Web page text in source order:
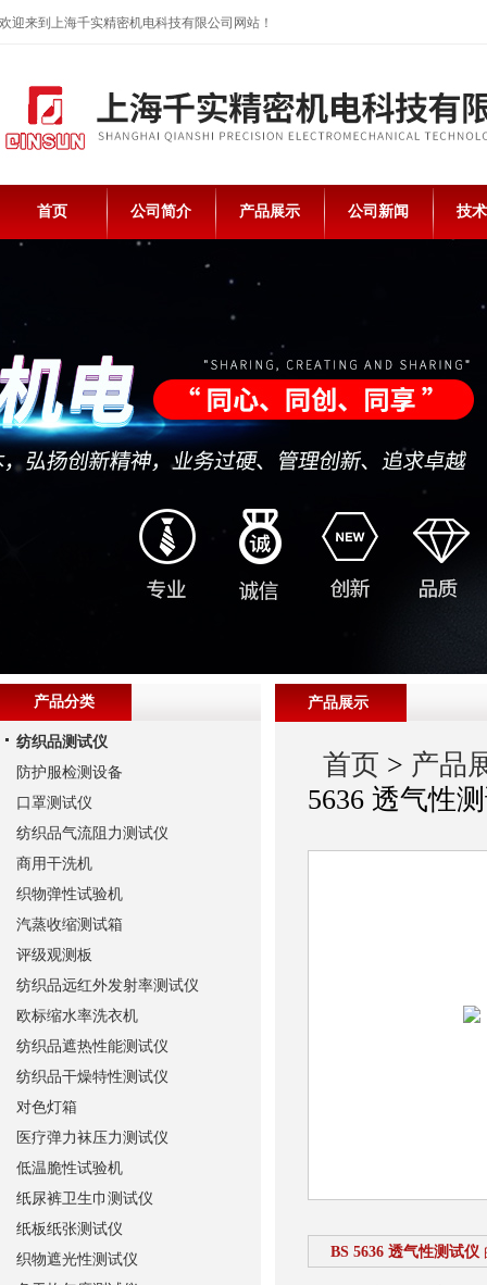
欢迎来到上海千实精密机电科技有限公司网站！
首页 公司简介 产品展示 公司新闻 技
产品展示
首页 > 产品
5636 透气性
BS 5636 透气性测试仪
产品分类
纺织品测试仪
防护服检测设备
口罩测试仪
纺织品气流阻力测试仪
商用干洗机
织物弹性试验机
汽蒸收缩测试箱
评级观测板
纺织品远红外发射率测试仪
欧标缩水率洗衣机
纺织品遮热性能测试仪
纺织品干燥特性测试仪
对色灯箱
医疗弹力袜压力测试仪
低温脆性试验机
纸尿裤卫生巾测试仪
纸板纸张测试仪
织物遮光性测试仪